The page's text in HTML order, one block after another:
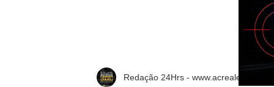
Redação 24Hrs -